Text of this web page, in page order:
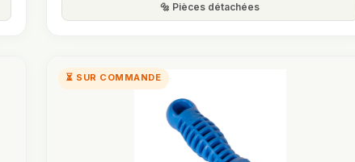
🔩 Pièces détachées
⏳ SUR COMMANDE